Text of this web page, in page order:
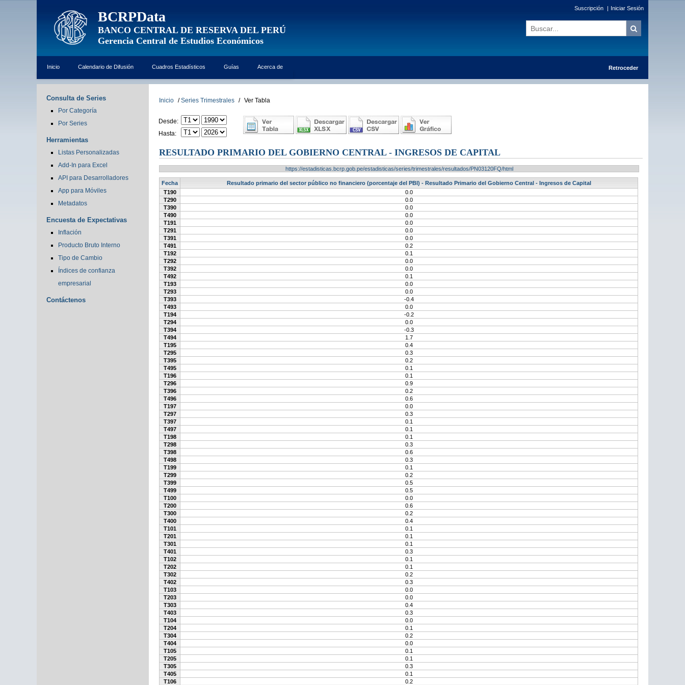
BCRPData
BANCO CENTRAL DE RESERVA DEL PERÚ
Gerencia Central de Estudios Económicos
Suscripción | Iniciar Sesión
Inicio Calendario de Difusión Cuadros Estadísticos Guías Acerca de Retroceder
Consulta de Series
Por Categoría
Por Series
Herramientas
Listas Personalizadas
Add-In para Excel
API para Desarrolladores
App para Móviles
Metadatos
Encuesta de Expectativas
Inflación
Producto Bruto Interno
Tipo de Cambio
Índices de confianza
empresarial
Contáctenos
Inicio / Series Trimestrales / Ver Tabla
Desde:
Hasta:
RESULTADO PRIMARIO DEL GOBIERNO CENTRAL - INGRESOS DE CAPITAL
https://estadisticas.bcrp.gob.pe/estadisticas/series/trimestrales/resultados/PN03120FQ/html
Fecha
Resultado primario del sector público no financiero (porcentaje del PBI) - Resultado Primario del Gobierno Central - Ingresos de Capital
T190
0.0
T290
0.0
T390
0.0
T490
0.0
T191
0.0
T291
0.0
T391
0.0
T491
0.2
T192
0.1
T292
0.0
T392
0.0
T492
0.1
T193
0.0
T293
0.0
T393
-0.4
T493
0.0
T194
-0.2
T294
0.0
T394
-0.3
T494
1.7
T195
0.4
T295
0.3
T395
0.2
T495
0.1
T196
0.1
T296
0.9
T396
0.2
T496
0.6
T197
0.0
T297
0.3
T397
0.1
T497
0.1
T198
0.1
T298
0.3
T398
0.6
T498
0.3
T199
0.1
T299
0.2
T399
0.5
T499
0.5
T100
0.0
T200
0.6
T300
0.2
T400
0.4
T101
0.1
T201
0.1
T301
0.1
T401
0.3
T102
0.1
T202
0.1
T302
0.2
T402
0.3
T103
0.0
T203
0.0
T303
0.4
T403
0.3
T104
0.0
T204
0.1
T304
0.2
T404
0.0
T105
0.1
T205
0.1
T305
0.3
T405
0.1
T106
0.2